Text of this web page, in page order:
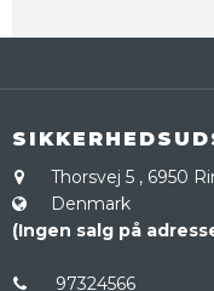
Thorsvej 5 , 6950
Denmark
(Ingen salg på
97324566